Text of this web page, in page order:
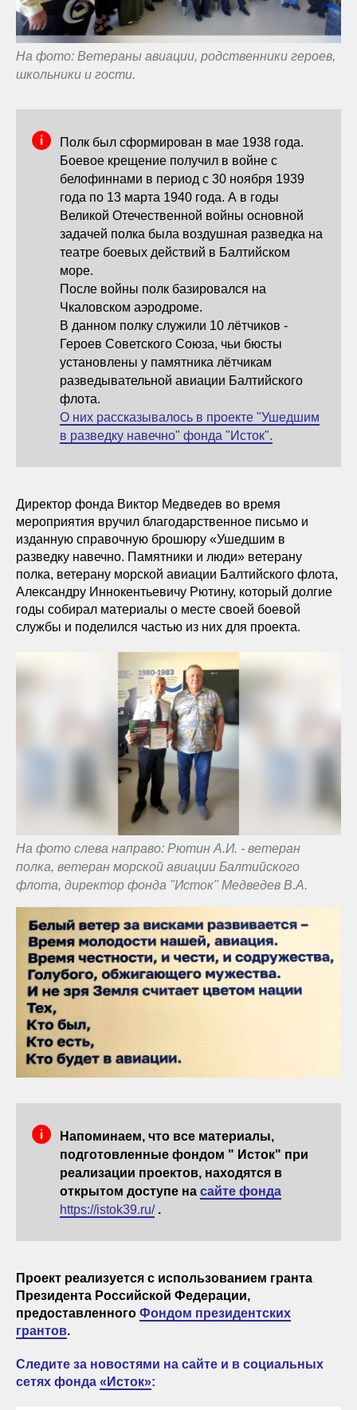
На фото: Ветераны авиации, родственники героев,
школьники и гости.
Полк был сформирован в мае 1938 года.
Боевое крещение получил в войне с
белофиннами в период с 30 ноября 1939
года по 13 марта 1940 года. А в годы
Великой Отечественной войны основной
задачей полка была воздушная разведка на
театре боевых действий в Балтийском
море.
После войны полк базировался на
Чкаловском аэродроме.
В данном полку служили 10 лётчиков -
Героев Советского Союза, чьи бюсты
установлены у памятника лётчикам
разведывательной авиации Балтийского
флота.
О них рассказывалось в проекте "Ушедшим
в разведку навечно" фонда "Исток".
Директор фонда Виктор Медведев во время
мероприятия вручил благодарственное письмо и
изданную справочную брошюру «Ушедшим в
разведку навечно. Памятники и люди» ветерану
полка, ветерану морской авиации Балтийского флота,
Александру Иннокентьевичу Рютину, который долгие
годы собирал материалы о месте своей боевой
службы и поделился частью из них для проекта.
На фото слева направо: Рютин А.И. - ветеран
полка, ветеран морской авиации Балтийского
флота, директор фонда "Исток" Медведев В.А.
Напоминаем, что все материалы,
подготовленные фондом " Исток" при
реализации проектов, находятся в
открытом доступе на сайте фонда
https://istok39.ru/ .
Проект реализуется с использованием гранта
Президента Российской Федерации,
предоставленного Фондом президентских
грантов.
Следите за новостями на сайте и в социальных
сетях фонда «Исток»: